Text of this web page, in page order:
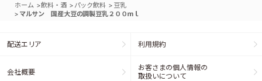
ホーム >飲料・酒 > パック飲料 > 豆乳
> マルサン 国産大豆の調製豆乳２００ｍｌ
配送エリア 利用規約
会社概要
お客さまの個人情報の
取扱いについて